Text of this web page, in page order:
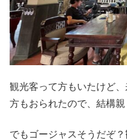
観光客って方もいたけど
方もおられたので、結構
でもゴージャスそうだぞ